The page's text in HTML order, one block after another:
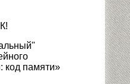
код памяти»